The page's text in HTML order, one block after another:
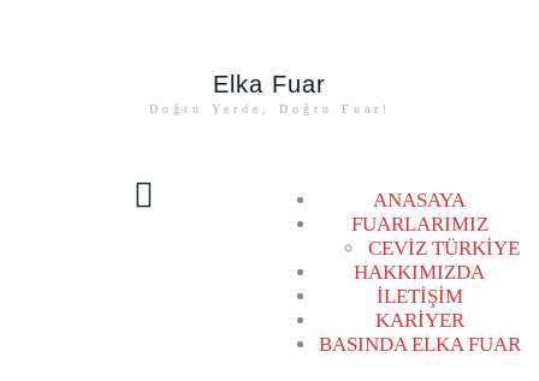
Elka Fuar
Doğru Yerde, Doğru Fuar!
ANASAYA
FUARLARIMIZ
CEVİZ TÜRKİYE
HAKKIMIZDA
İLETİŞİM
KARİYER
BASINDA ELKA FUAR